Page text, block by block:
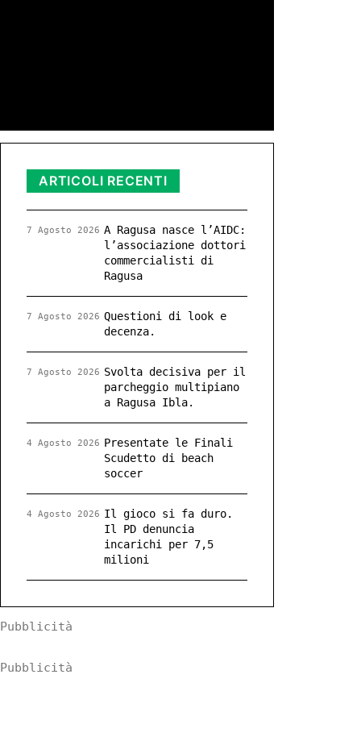
ARTICOLI RECENTI
A Ragusa nasce l’AIDC:
l’associazione dottori
commercialisti di
Ragusa
7 Agosto 2026
Questioni di look e
decenza.
7 Agosto 2026
Svolta decisiva per il
parcheggio multipiano
a Ragusa Ibla.
7 Agosto 2026
Presentate le Finali
Scudetto di beach
soccer
4 Agosto 2026
Il gioco si fa duro.
Il PD denuncia
incarichi per 7,5
milioni
4 Agosto 2026
Pubblicità
Pubblicità